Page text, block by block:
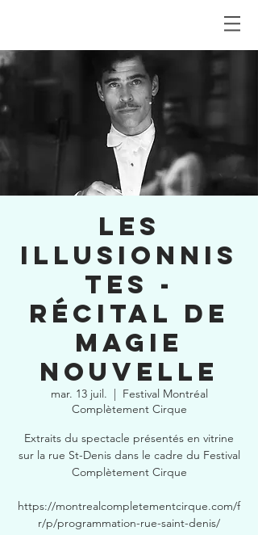
LES
ILLUSIONNIS
TES -
récital de
magie
nouvelle
mar. 13 juil.
  |
Festival Montréal
Complètement Cirque
Extraits du spectacle présentés en vitrine
sur la rue St-Denis dans le cadre du Festival
Complètement Cirque
https://montrealcompletementcirque.com/f
r/p/programmation-rue-saint-denis/